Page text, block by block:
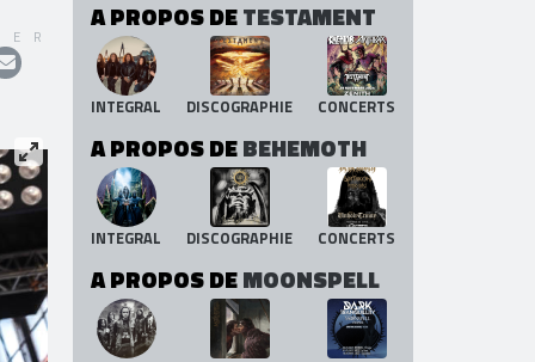
INTEGRAL DISCOGRAPHIE CONCERTS
A PROPOS DETESTAMENT
INTEGRAL DISCOGRAPHIE CONCERTS
A PROPOS DEBEHEMOTH
INTEGRAL DISCOGRAPHIE CONCERTS
A PROPOS DEMOONSPELL